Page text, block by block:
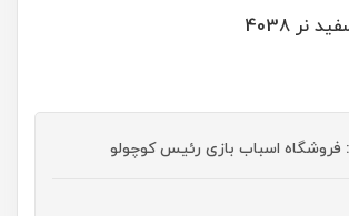
4038
فروشگاه اسباب بازی رئیس کوچولو